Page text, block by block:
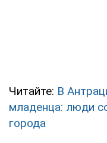
Читайте: В
младенца: люди
города